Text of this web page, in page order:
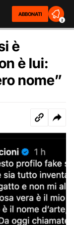
ABBONATI
2
è
è lui:
nome”